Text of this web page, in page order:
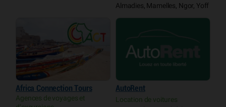
Almadies, Mamelles, Ngor, Yoff
Africa Connection Tours
Agences de voyages et
AutoRent
Location de voitures